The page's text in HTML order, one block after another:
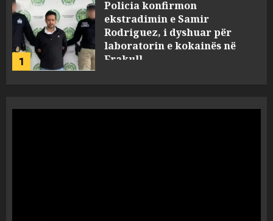
2
Shpallet në kërkim ish-zyrtari
i policisë, Uljan Shpataraku.
Kërcënoi punonjësit e një
hoteli në Dhërmi
AUGUST 7, 2026